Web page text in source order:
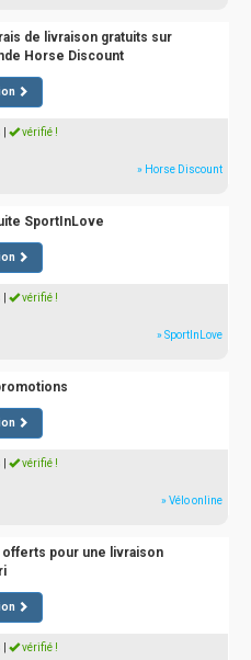
de livraison gratuits sur
Horse Discount
vérifié !
» Horse Discount
SportInLove
vérifié !
» SportInLove
vérifié !
» Vélo online
offerts pour une livraison
vérifié !